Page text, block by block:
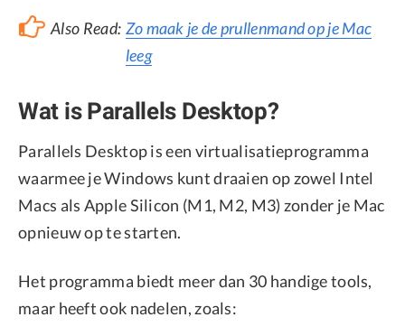
Also Read: Zo maak je de prullenmand op je Mac
leeg
Wat is Parallels Desktop?
Parallels Desktop is een virtualisatieprogramma
waarmee je Windows kunt draaien op zowel Intel
Macs als Apple Silicon (M1, M2, M3) zonder je Mac
opnieuw op te starten.
Het programma biedt meer dan 30 handige tools,
maar heeft ook nadelen, zoals: